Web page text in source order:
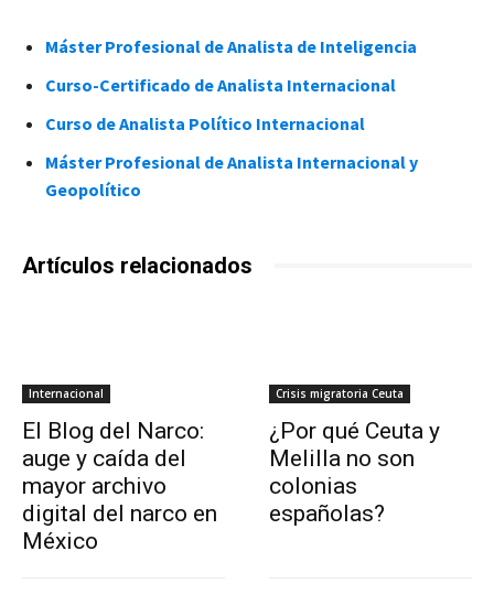
Máster Profesional de Analista de Inteligencia
Curso-Certificado de Analista Internacional
Curso de Analista Político Internacional
Máster Profesional de Analista Internacional y
Geopolítico
Artículos relacionados
Internacional
El Blog del Narco:
auge y caída del
mayor archivo
digital del narco en
México
Crisis migratoria Ceuta
¿Por qué Ceuta y
Melilla no son
colonias
españolas?